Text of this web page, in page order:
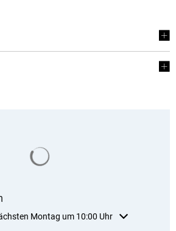
oder Schließzeiten auszublenden
Montag um 10:00 Uhr